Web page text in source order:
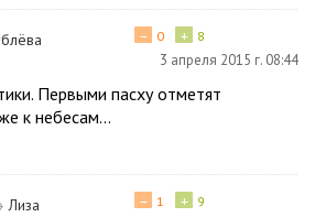
+ 8
− 0
3 апреля 2015 г. 08:44
Первыми пасху отметят
к небесам...
Лиза
+ 9
− 1